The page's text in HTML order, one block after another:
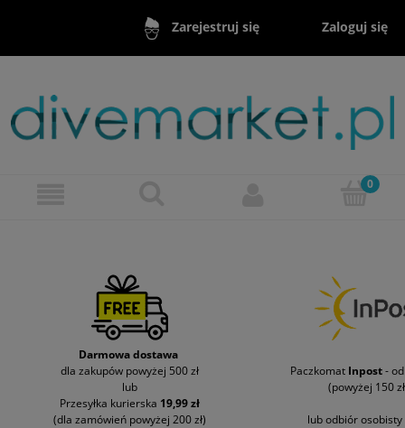
Zarejestruj się Zaloguj się
Darmowa dostawa
dla zakupów powyżej 500 zł
lub
Przesyłka kurierska 19,99 zł
(dla zamówień powyżej 200 zł)
Paczkomat Inpost-
(powyżej 150
lub odbiór